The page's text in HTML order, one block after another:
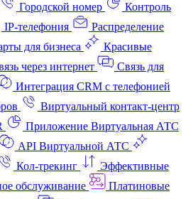
Городской номер
Контроль
IP-телефония
Распределение
для бизнеса
Красивые
через интернет
Связь для
Интеграция CRM с телефонией
Виртуальный контакт‑центр
Приложение Виртуальная АТС
API Виртуальной АТС
Кол-трекинг
Эффективные
обслуживание
Платиновые